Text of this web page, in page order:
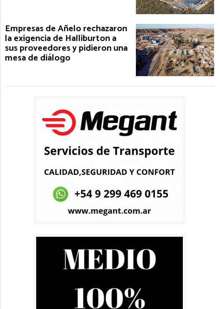
Empresas de Añelo rechazaron
la exigencia de Halliburton a
sus proveedores y pidieron una
mesa de diálogo